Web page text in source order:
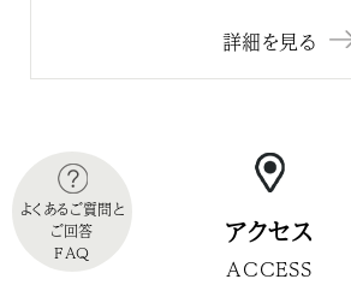
詳細を見る
アクセス
ACCESS
よくあるご質問と
ご回答
FAQ